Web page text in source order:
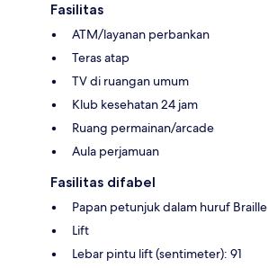
Fasilitas
ATM/layanan perbankan
Teras atap
TV di ruangan umum
Klub kesehatan 24 jam
Ruang permainan/arcade
Aula perjamuan
Fasilitas difabel
Papan petunjuk dalam huruf Braille
Lift
Lebar pintu lift (sentimeter): 91